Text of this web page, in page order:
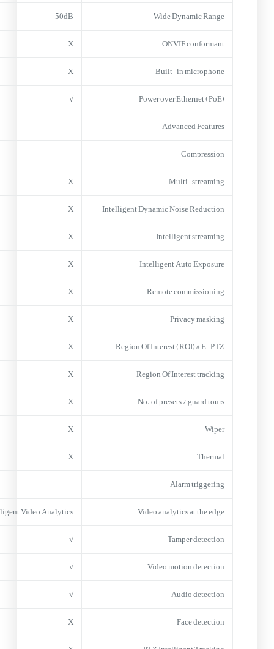
Wide Dynamic Range
50dB
ONVIF conformant
X
Built-in microphone
X
Power over Ethernet (PoE)
√
Advanced Features
Compression
Multi-streaming
X
Intelligent Dynamic Noise Reduction
X
Intelligent streaming
X
Intelligent Auto Exposure
X
Remote commissioning
X
Privacy masking
X
Region Of Interest (ROI) & E-PTZ
X
Region Of Interest tracking
X
No. of presets / guard tours
X
Wiper
X
Thermal
X
Alarm triggering
Video analytics at the edge
Video Analytics
Tamper detection
√
Video motion detection
√
Audio detection
√
Face detection
X